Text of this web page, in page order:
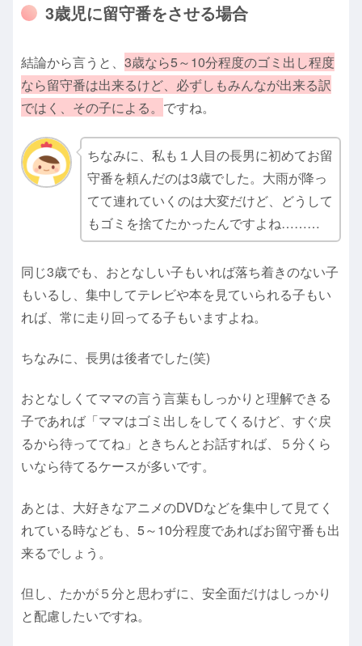
3歳児に留守番をさせる場合
結論から言うと、 3歳なら5～10分程度のゴミ出し程度
なら留守番は出来るけど、必ずしもみんなが出来る訳
ではく、その子による。 ですね。
ちなみに、私も１人目の長男に初めてお留
守番を頼んだのは3歳でした。大雨が降っ
てて連れていくのは大変だけど、どうして
もゴミを捨てたかったんですよね………
同じ3歳でも、おとなしい子もいれば落ち着きのない子
もいるし、集中してテレビや本を見ていられる子もい
れば、常に走り回ってる子もいますよね。
ちなみに、長男は後者でした(笑)
おとなしくてママの言う言葉もしっかりと理解できる
子であれば「ママはゴミ出しをしてくるけど、すぐ戻
るから待っててね」ときちんとお話すれば、５分くら
いなら待てるケースが多いです。
あとは、大好きなアニメのDVDなどを集中して見てく
れている時なども、5～10分程度であればお留守番も出
来るでしょう。
但し、たかが５分と思わずに、安全面だけはしっかり
と配慮したいですね。